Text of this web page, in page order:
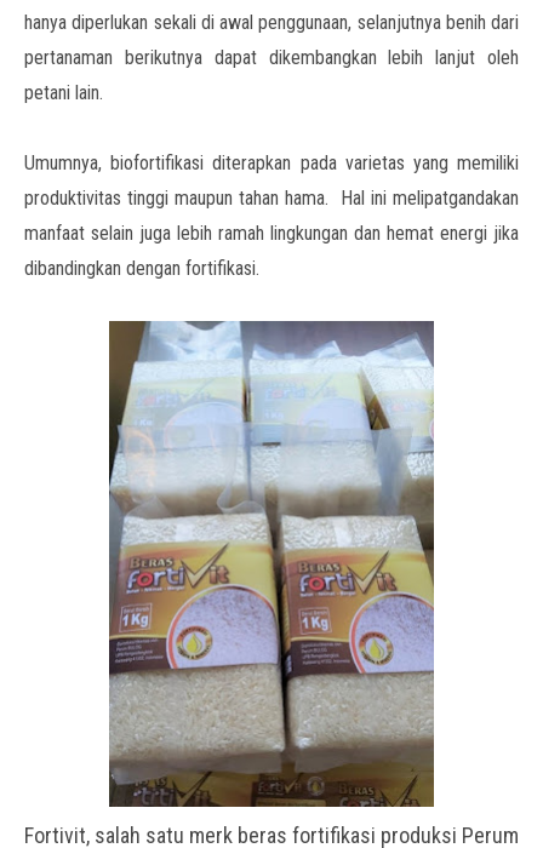
hanya diperlukan sekali di awal penggunaan, selanjutnya benih dari
pertanaman berikutnya dapat dikembangkan lebih lanjut oleh
petani lain.
Umumnya, biofortifikasi diterapkan pada varietas yang memiliki
produktivitas tinggi maupun tahan hama. Hal ini melipatgandakan
manfaat selain juga lebih ramah lingkungan dan hemat energi jika
dibandingkan dengan fortifikasi.
Fortivit, salah satu merk beras fortifikasi produksi Perum